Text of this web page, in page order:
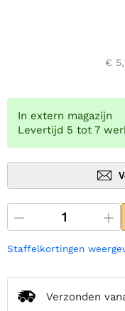
€
In extern magazijn
Levertijd 5 tot 7
Staffelkortingen
Verzonden